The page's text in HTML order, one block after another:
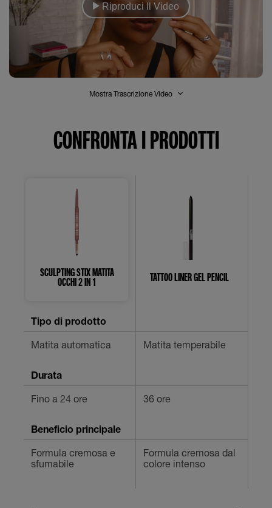
Riproduci Il Video
Mostra Trascrizione Video
CONFRONTA I PRODOTTI
SCULPTING STIX MATITA
OCCHI 2 IN 1 TATTOO LINER GEL PENCIL
Tipo di prodotto
Matita automatica Matita temperabile
Durata
Fino a 24 ore 36 ore
Beneficio principale
Formula cremosa e
sfumabile
Formula cremosa dal
colore intenso